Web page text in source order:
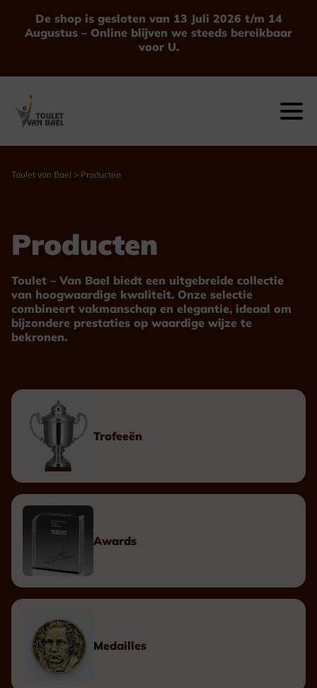
De shop is gesloten van 13 Juli 2026 t/m 14
Augustus – Online blijven we steeds bereikbaar
voor U.
Toulet van Bael > Producten
Producten
Toulet – Van Bael biedt een uitgebreide collectie
van hoogwaardige kwaliteit. Onze selectie
combineert vakmanschap en elegantie, ideaal om
bijzondere prestaties op waardige wijze te
bekronen.
Trofeeën
Awards
Medailles